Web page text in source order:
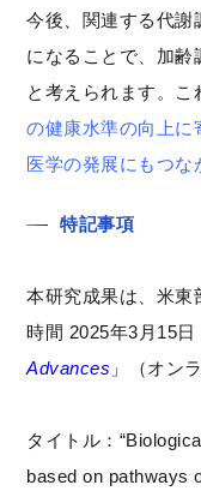
今後、関連する代謝
になることで、加齢
と考えられます。こ
の健康水準の向上に
医学の発展にもつな
特記事項
本研究成果は、米東
時間 2025年3月15
Advances 」（オン
タイトル：
based on pathways